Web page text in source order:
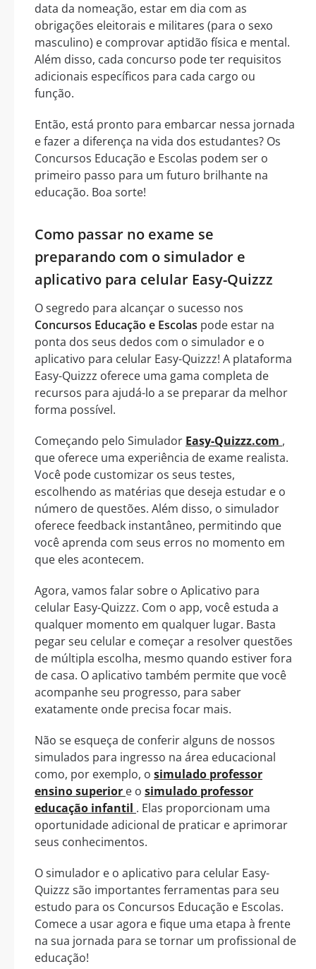
data da nomeação, estar em dia com as
obrigações eleitorais e militares (para o sexo
masculino) e comprovar aptidão física e mental.
Além disso, cada concurso pode ter requisitos
adicionais específicos para cada cargo ou
função.
Então, está pronto para embarcar nessa jornada
e fazer a diferença na vida dos estudantes? Os
Concursos Educação e Escolas podem ser o
primeiro passo para um futuro brilhante na
educação. Boa sorte!
Como passar no exame se
preparando com o simulador e
aplicativo para celular Easy-Quizzz
O segredo para alcançar o sucesso nos
Concursos Educação e Escolas pode estar na
ponta dos seus dedos com o simulador e o
aplicativo para celular Easy-Quizzz! A plataforma
Easy-Quizzz oferece uma gama completa de
recursos para ajudá-lo a se preparar da melhor
forma possível.
Começando pelo Simulador Easy-Quizzz.com ,
que oferece uma experiência de exame realista.
Você pode customizar os seus testes,
escolhendo as matérias que deseja estudar e o
número de questões. Além disso, o simulador
oferece feedback instantâneo, permitindo que
você aprenda com seus erros no momento em
que eles acontecem.
Agora, vamos falar sobre o Aplicativo para
celular Easy-Quizzz. Com o app, você estuda a
qualquer momento em qualquer lugar. Basta
pegar seu celular e começar a resolver questões
de múltipla escolha, mesmo quando estiver fora
de casa. O aplicativo também permite que você
acompanhe seu progresso, para saber
exatamente onde precisa focar mais.
Não se esqueça de conferir alguns de nossos
simulados para ingresso na área educacional
como, por exemplo, o simulado professor
ensino superior e o simulado professor
educação infantil . Elas proporcionam uma
oportunidade adicional de praticar e aprimorar
seus conhecimentos.
O simulador e o aplicativo para celular Easy-
Quizzz são importantes ferramentas para seu
estudo para os Concursos Educação e Escolas.
Comece a usar agora e fique uma etapa à frente
na sua jornada para se tornar um profissional de
educação!